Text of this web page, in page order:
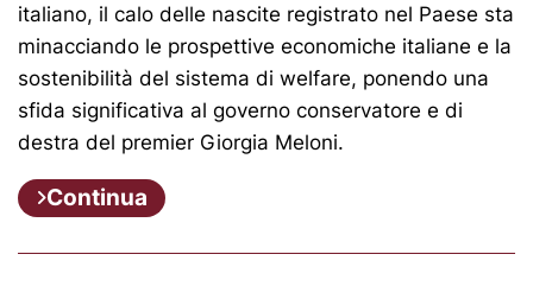
italiano, il calo delle nascite registrato nel Paese sta
minacciando le prospettive economiche italiane e la
sostenibilità del sistema di welfare, ponendo una
sfida significativa al governo conservatore e di
destra del premier Giorgia Meloni.
Continua